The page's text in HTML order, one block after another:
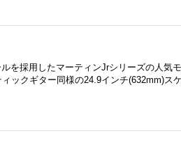
を採用したマーティンJrシリーズの人気
ックギター同様の24.9インチ(632mm)ス